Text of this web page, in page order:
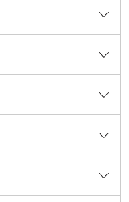
リーム
ション
プ・ハンドソープ・石